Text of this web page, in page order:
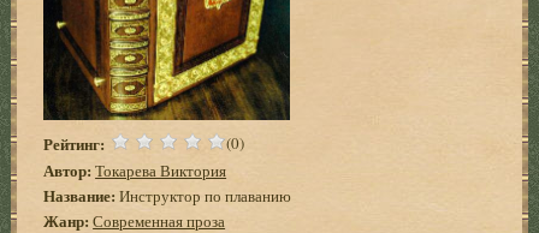
Рейтинг: (0)
Автор: Токарева Виктория
Название: Инструктор по плаванию
Жанр: Современная проза